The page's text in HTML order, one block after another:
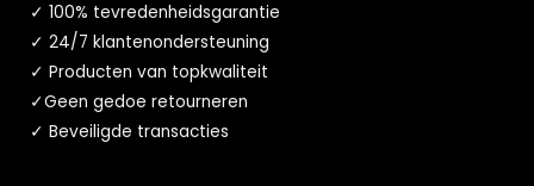
✓ 100% tevredenheidsgarantie
✓ 24/7 klantenondersteuning
✓ Producten van topkwaliteit
✓Geen gedoe retourneren
✓ Beveiligde transacties